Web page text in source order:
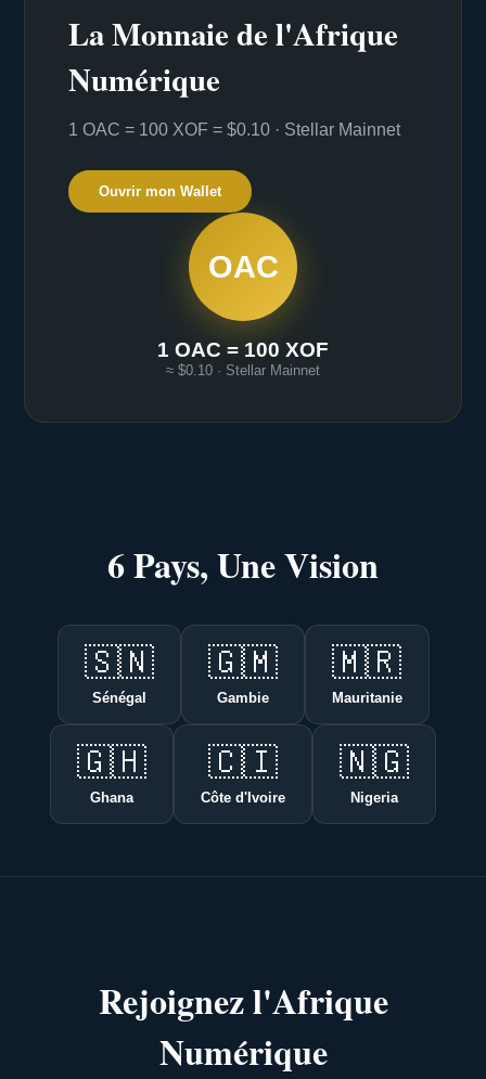
La Monnaie de l'Afrique
Numérique
1 OAC = 100 XOF = $0.10 · Stellar Mainnet
Ouvrir mon Wallet
OAC
1 OAC = 100 XOF
≈ $0.10 · Stellar Mainnet
6 Pays, Une Vision
🇸🇳
Sénégal
🇬🇲
Gambie
🇲🇷
Mauritanie
🇬🇭
Ghana
🇨🇮
Côte d'Ivoire
🇳🇬
Nigeria
Rejoignez l'Afrique
Numérique